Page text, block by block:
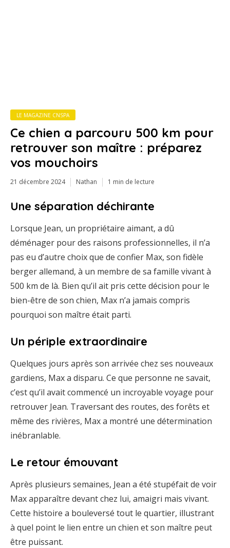
LE MAGAZINE CNSPA
Ce chien a parcouru 500 km pour
retrouver son maître : préparez
vos mouchoirs
21 décembre 2024 Nathan 1 min de lecture
Une séparation déchirante
Lorsque Jean, un propriétaire aimant, a dû
déménager pour des raisons professionnelles, il n’a
pas eu d’autre choix que de confier Max, son fidèle
berger allemand, à un membre de sa famille vivant à
500 km de là. Bien qu’il ait pris cette décision pour le
bien-être de son chien, Max n’a jamais compris
pourquoi son maître était parti.
Un périple extraordinaire
Quelques jours après son arrivée chez ses nouveaux
gardiens, Max a disparu. Ce que personne ne savait,
c’est qu’il avait commencé un incroyable voyage pour
retrouver Jean. Traversant des routes, des forêts et
même des rivières, Max a montré une détermination
inébranlable.
Le retour émouvant
Après plusieurs semaines, Jean a été stupéfait de voir
Max apparaître devant chez lui, amaigri mais vivant.
Cette histoire a bouleversé tout le quartier, illustrant
à quel point le lien entre un chien et son maître peut
être puissant.